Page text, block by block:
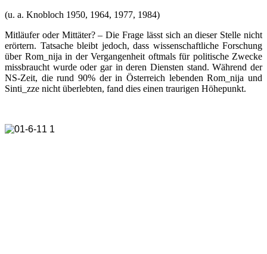
(u. a. Knobloch 1950, 1964, 1977, 1984)
Mitläufer oder Mittäter? – Die Frage lässt sich an dieser Stelle nicht
erörtern. Tatsache bleibt jedoch, dass wissenschaftliche Forschung
über Rom_nija in der Vergangenheit oftmals für politische Zwecke
missbraucht wurde oder gar in deren Diensten stand. Während der
NS-Zeit, die rund 90% der in Österreich lebenden Rom_nija und
Sinti_zze nicht überlebten, fand dies einen traurigen Höhepunkt.